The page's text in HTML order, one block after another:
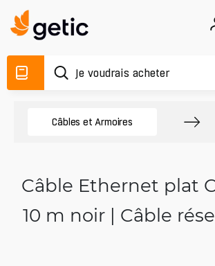
Câbles et Armoires
Câble Ethernet plat
10 m noir | Câble